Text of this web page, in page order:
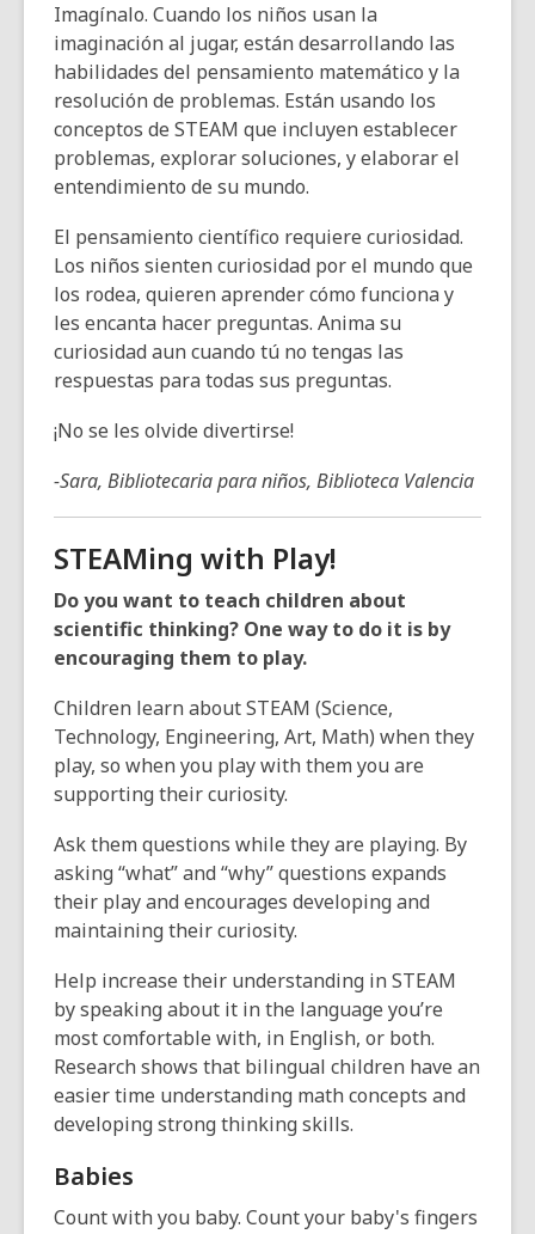
Imagínalo. Cuando los niños usan la
imaginación al jugar, están desarrollando las
habilidades del pensamiento matemático y la
resolución de problemas. Están usando los
conceptos de STEAM que incluyen establecer
problemas, explorar soluciones, y elaborar el
entendimiento de su mundo.
El pensamiento científico requiere curiosidad.
Los niños sienten curiosidad por el mundo que
los rodea, quieren aprender cómo funciona y
les encanta hacer preguntas. Anima su
curiosidad aun cuando tú no tengas las
respuestas para todas sus preguntas.
¡No se les olvide divertirse!
-Sara, Bibliotecaria para niños, Biblioteca Valencia
STEAMing with Play!
Do you want to teach children about
scientific thinking? One way to do it is by
encouraging them to play.
Children learn about STEAM (Science,
Technology, Engineering, Art, Math) when they
play, so when you play with them you are
supporting their curiosity.
Ask them questions while they are playing. By
asking “what” and “why” questions expands
their play and encourages developing and
maintaining their curiosity.
Help increase their understanding in STEAM
by speaking about it in the language you’re
most comfortable with, in English, or both.
Research shows that bilingual children have an
easier time understanding math concepts and
developing strong thinking skills.
Babies
Count with you baby. Count your baby's fingers